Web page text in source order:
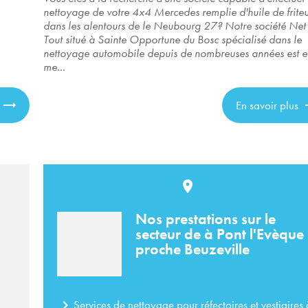
nettoyage de votre 4x4 Mercedes remplie d'huile de
dans les alentours de le Neubourg 27? Notre société Net
Tout situé à Sainte Opportune du Bosc spécialisé dans le
nettoyage automobile depuis de nombreuses années est
me...
En savoir plus
place
Nos prestations sur le
secteur de à Pont l'Evèque
proche Beuzeville
Services de nettoyage pour réfectoires et vestiaires